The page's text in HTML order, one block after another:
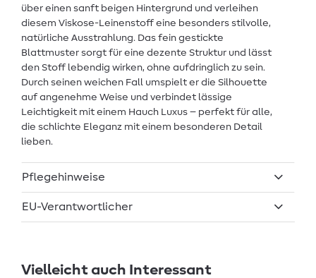
über einen sanft beigen Hintergrund und verleihen
diesem Viskose-Leinenstoff eine besonders stilvolle,
natürliche Ausstrahlung. Das fein gestickte
Blattmuster sorgt für eine dezente Struktur und lässt
den Stoff lebendig wirken, ohne aufdringlich zu sein.
Durch seinen weichen Fall umspielt er die Silhouette
auf angenehme Weise und verbindet lässige
Leichtigkeit mit einem Hauch Luxus – perfekt für alle,
die schlichte Eleganz mit einem besonderen Detail
lieben.
Pflegehinweise
EU-Verantwortlicher
Vielleicht auch Interessant